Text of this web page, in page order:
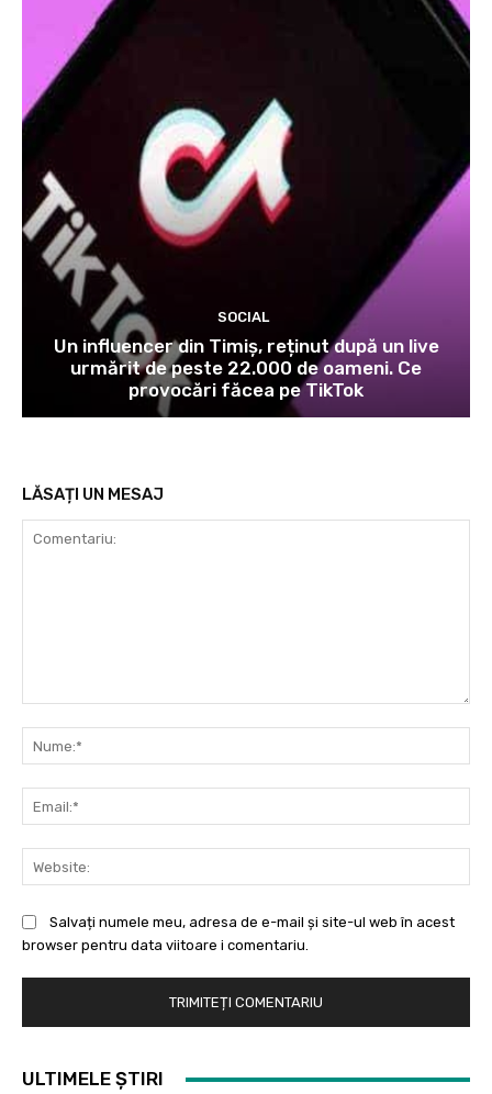
SOCIAL
Un influencer din Timiș, reținut după un live
urmărit de peste 22.000 de oameni. Ce
provocări făcea pe TikTok
LĂSAȚI UN MESAJ
Salvați numele meu, adresa de e-mail și site-ul web în acest
browser pentru data viitoare i comentariu.
ULTIMELE ȘTIRI